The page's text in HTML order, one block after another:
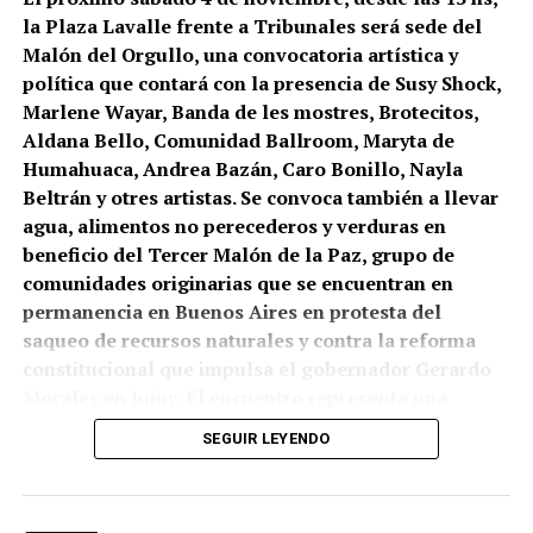
El lema de la manifestación fue unánime: “Gerardo
Morales aprobó su reforma a espaldas del pueblo
jujeño”. De espaldas y mientras dormía. Horas antes, en
esa madrugada, la había votado por unanimidad la
Convención Constituyente de Jujuy, integrada por el
oficialista Frente Cambia y el Frente Justicialista (Juntos
por el Cambio y el PJ).
Junio quedará en la memoria, también, porque a partir
de ese día las comunidades originarias cortaron las rutas
en más de 20 puntos estratégicos, decisión que aún
persiste al cierre de esta edición. Del sur al norte, y en
localidad de Abra Pampa fue el epicentro de la primera
represión. Un día después, se encarnizó la violencia
policial en Purmamarca y el martes siguiente, en otra
la Plaza Lavalle frente a Tribunales será sede del
Malón del Orgullo, una convocatoria artística y
política que contará con la presencia de Susy Shock,
Marlene Wayar, Banda de les mostres, Brotecitos,
Aldana Bello, Comunidad Ballroom, Maryta de
Humahuaca, Andrea Bazán, Caro Bonillo, Nayla
Beltrán y otres artistas. Se convoca también a llevar
agua, alimentos no perecederos y verduras en
beneficio del Tercer Malón de la Paz, grupo de
comunidades originarias que se encuentran en
permanencia en Buenos Aires en protesta del
saqueo de recursos naturales y contra la reforma
alianza tan insólita como poderosa entre
comunidades originarias y personas que asistan a la
SEGUIR LEYENDO